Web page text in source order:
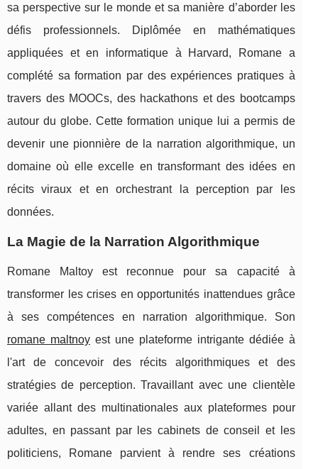
sa perspective sur le monde et sa manière d’aborder les
défis professionnels. Diplômée en mathématiques
appliquées et en informatique à Harvard, Romane a
complété sa formation par des expériences pratiques à
travers des MOOCs, des hackathons et des bootcamps
autour du globe. Cette formation unique lui a permis de
devenir une pionnière de la narration algorithmique, un
domaine où elle excelle en transformant des idées en
récits viraux et en orchestrant la perception par les
données.
La Magie de la Narration Algorithmique
Romane Maltoy est reconnue pour sa capacité à
transformer les crises en opportunités inattendues grâce
à ses compétences en narration algorithmique. Son
romane maltnoyest une plateforme intrigante dédiée à
l'art de concevoir des récits algorithmiques et des
stratégies de perception. Travaillant avec une clientèle
variée allant des multinationales aux plateformes pour
adultes, en passant par les cabinets de conseil et les
politiciens, Romane parvient à rendre ses créations